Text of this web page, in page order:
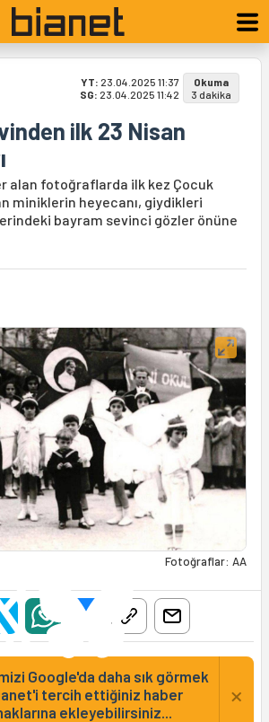
YT: 23.04.2025 11:37
SG: 23.04.2025 11:42
Okuma
3 dakika
ilk 23 Nisan
alan fotoğraflarda ilk kez Çocuk
miniklerin heyecanı, giydikleri
bayram sevinci gözler önüne
Fotoğraflar: AA
Google'da daha sık görmek
tercih ettiğiniz haber
ekleyebilirsiniz...
×